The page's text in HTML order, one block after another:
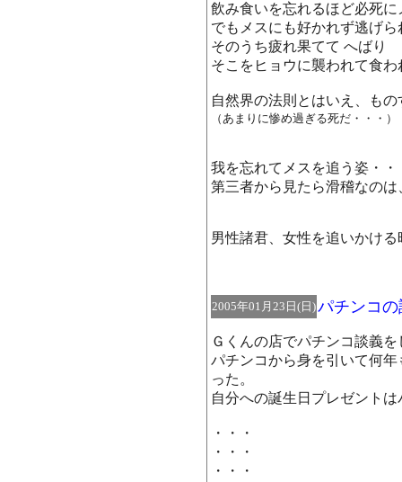
飲み食いを忘れるほど必死
でもメスにも好かれず逃げら
そのうち疲れ果てて へばり
そこをヒョウに襲われて食
自然界の法則とはいえ、も
（あまりに惨め過ぎる死だ・・・）
我を忘れてメスを追う姿・・
第三者から見たら滑稽なの
男性諸君、女性を追いかけ
2005年01月23日(日)パチンコの
Ｇくんの店でパチンコ談義を
パチンコから身を引いて何
った。
自分への誕生日プレゼント
・・・
・・・
・・・